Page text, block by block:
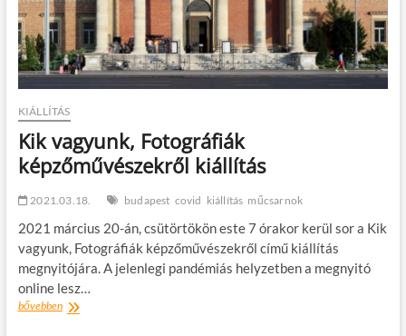
kampányához
KIÁLLÍTÁS
Kik vagyunk, Fotográfiák
képzőművészekről kiállítás
2021.03.18. budapest covid kiállítás műcsarnok
2021 március 20-án, csütörtökön este 7 órakor kerül sor a Kik
vagyunk, Fotográfiák képzőművészekről című kiállítás
megnyitójára. A jelenlegi pandémiás helyzetben a megnyitó
online lesz…
bővebbenKik